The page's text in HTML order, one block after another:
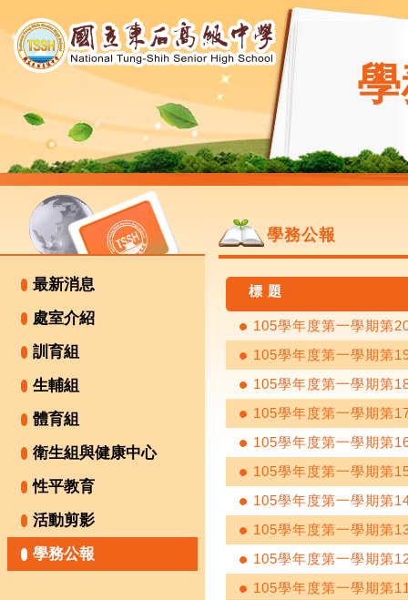
最新消息
處室介紹
訓育組
生輔組
體育組
衛生組與健康中心
性平教育
活動剪影
學務公報
學務公報
標 題
105學年度第一學期第
105學年度第一學期第
105學年度第一學期第
105學年度第一學期第
105學年度第一學期第
105學年度第一學期第
105學年度第一學期第
105學年度第一學期第
105學年度第一學期第
105學年度第一學期第